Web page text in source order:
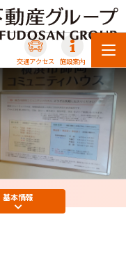
交通アクセス 施設案内
基本情報